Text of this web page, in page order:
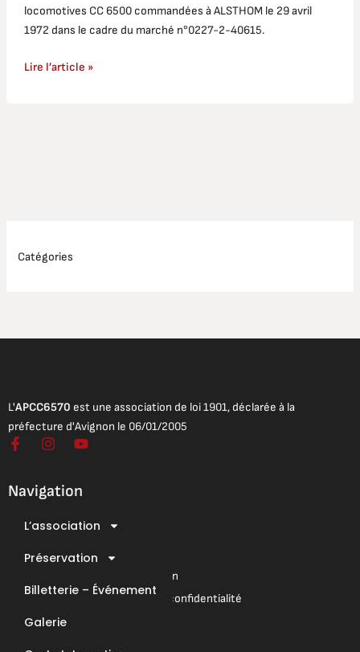
Catégories
locomotives CC 6500 commandées à ALSTHOM le 29 avril
1972 dans le cadre du marché n°0227-2-40615.
Lire l’article »
L'APCC6570 est une association de loi 1901, déclarée à la
préfecture d'Avignon le 06/01/2005
F
e
b
I
t
a
r
m
Y
t
u
e
Navigation
L’association
Préservation
Billetterie – Événement
Galerie
Mentions légales
Conditions Générales de Vente
Conditions Générales d’Utilisation
Mentions légales & Politique de confidentialité